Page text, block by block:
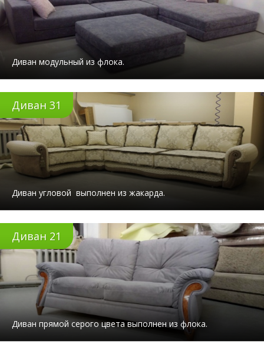
Диван модульный из флока.
Диван 31
Диван угловой выполнен из жакарда.
Диван 21
Диван прямой серого цвета выполнен из флока.